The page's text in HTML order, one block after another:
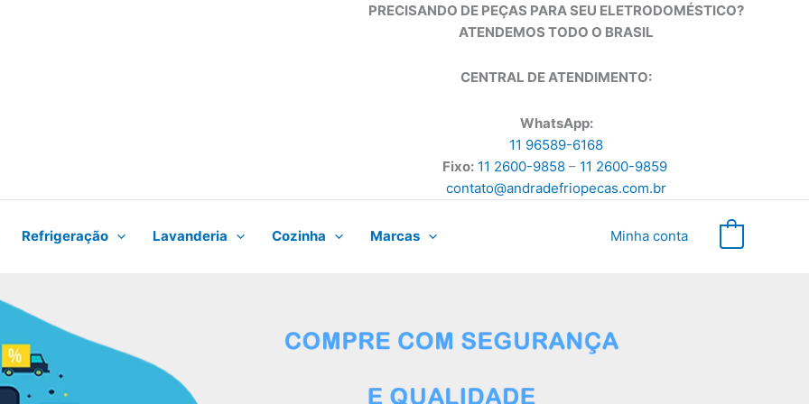
PRECISANDO DE PEÇAS PARA SEU ELETRODOMÉSTICO?
ATENDEMOS TODO O BRASIL
CENTRAL DE ATENDIMENTO:
WhatsApp:
11 96589-6168
Fixo: 11 2600-9858– 11 2600-9859
contato@andradefriopecas.com.br
Refrigeração Lavanderia Cozinha Marcas Minha conta